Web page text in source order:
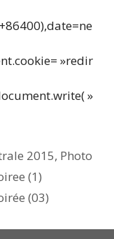
»redir
»
2015, Photo
(1)
(03)